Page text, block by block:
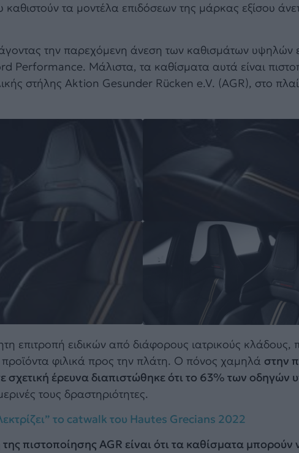
τα μοντέλα επιδόσεων της μάρκας εξίσου
την παρεχόμενη άνεση των καθισμάτων υψηλών
Performance. Μάλιστα, τα καθίσματα αυτά είναι
στήλης Aktion Gesunder Rücken e.V. (AGR), στο
επιτροπή ειδικών από διάφορους ιατρικούς κλάδους,
φιλικά προς την πλάτη. Ο πόνος χαμηλά στην
σχετική έρευνα διαπιστώθηκε ότι το 63% των οδηγών
τους δραστηριότητες.
το catwalk του Hautes Grecians 2022
πιστοποίησης AGR είναι ότι τα καθίσματα μπορούν